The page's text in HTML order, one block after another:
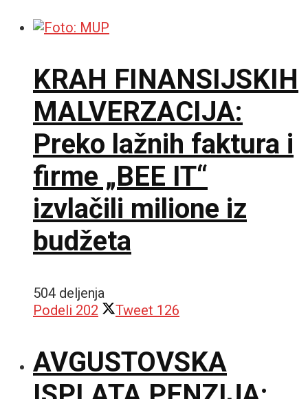
KRAH FINANSIJSKIH
MALVERZACIJA:
Preko lažnih faktura i
firme „BEE IT“
izvlačili milione iz
budžeta
504 deljenja
Podeli 202 Tweet 126
AVGUSTOVSKA